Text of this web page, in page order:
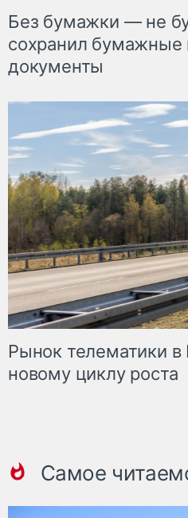
Без бумажки — не
сохранил бумажные
документы
Рынок телематики в
новому циклу роста
Самое